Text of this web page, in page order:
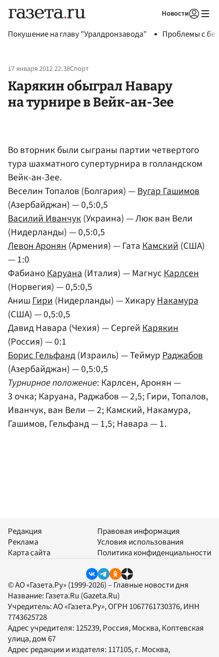
Новости
Покушение на главу "Уралдронзавода" Проблемы с
17 января 2012 22:38Спорт
Карякин обыграл Навару
на турнире в Вейк-ан-Зее
Во вторник были сыграны партии четвертого
тура шахматного супертурнира в голландском
Вейк-ан-Зее.
Веселин Топалов (Болгария) —Вугар Гашимов
(Азербайджан) — 0,5:0,5
Василий Иванчук(Украина) — Люк ван Вели
(Нидерланды) — 0,5:0,5
Левон Аронян(Армения) — ГатаКамский(США)
— 1:0
ФабианоКаруана(Италия) — МагнусКарлсен
(Норвегия) — 0,5:0,5
АнишГири(Нидерланды) — ХикаруНакамура
(США) — 0,5:0,5
Давид Навара (Чехия) — СергейКарякин
(Россия) — 0:1
Борис Гельфанд(Израиль) — ТеймурРаджабов
(Азербайджан) — 0,5:0,5
Турнирное положение: Карлсен, Аронян —
3 очка; Каруана, Раджабов — 2,5; Гири, Топалов,
Иванчук, ван Вели — 2; Камский, Накамура,
Гашимов, Гельфанд — 1,5; Навара — 1.
Редакция
Реклама
Карта сайта
Правовая информация
Условия использования
Политика конфиденциальности
© АО «Газета.Ру» (1999-2026) – Главные новости дня
Название: Газета.Ru (Gazeta.Ru)
Учредитель:АО «Газета.Ру», ОГРН 1067761730376, ИНН
7743625728
Адрес учредителя: 125239, Россия, Москва, Коптевская
улица, дом 67
Адрес редакции и издателя: 117105, г. Москва,